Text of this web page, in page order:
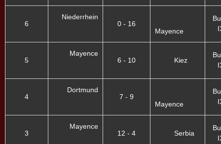
6
Niederrhein
0 - 16
Mayence
5
Mayence
6 - 10
Kiez
4
Dortmund
7 - 9
Mayence
3
Mayence
12 - 4
Serbia